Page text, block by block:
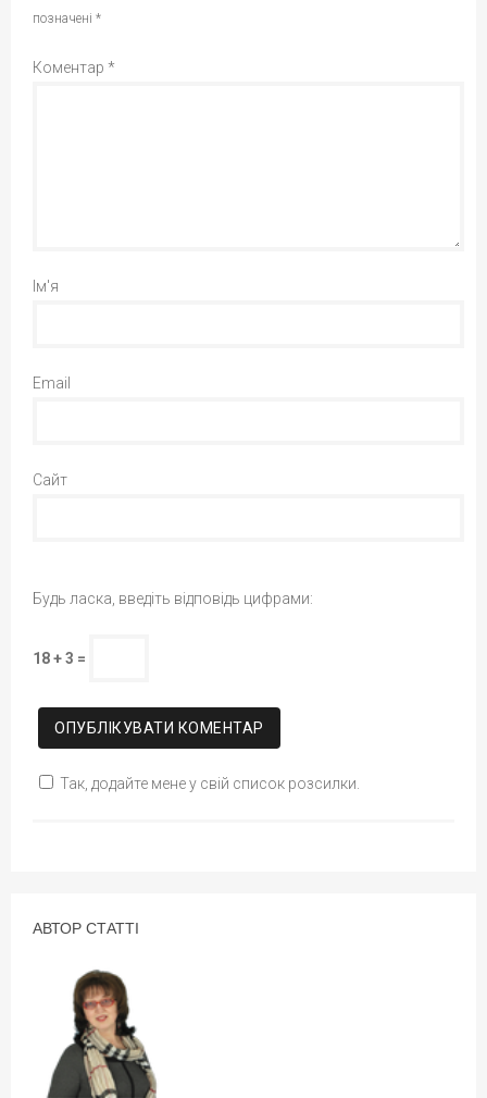
позначені *
Коментар *
Ім'я
Email
Сайт
Будь ласка, введіть відповідь цифрами:
18 + 3 =
Так, додайте мене у свій список розсилки.
АВТОР СТАТТІ